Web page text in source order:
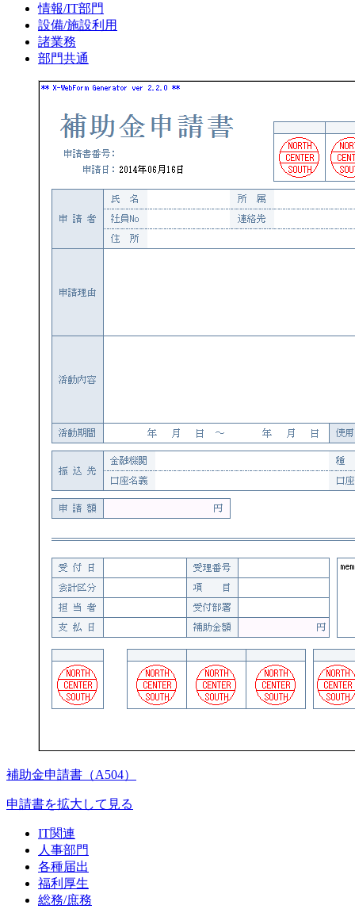
情報/IT部門
設備/施設利用
諸業務
部門共通
補助金申請書（A504）
申請書を拡大して見る
IT関連
人事部門
各種届出
福利厚生
総務/庶務